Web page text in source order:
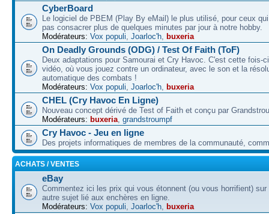
CyberBoard
Le logiciel de PBEM (Play By eMail) le plus utilisé, pour ceux
pas consacrer plus de quelques minutes par jour à notre hobby.
Modérateurs: Vox populi, Joarloc'h, buxeria
On Deadly Grounds (ODG) / Test Of Faith (ToF)
Deux adaptations pour Samourai et Cry Havoc. C'est cette fois-
vidéo, où vous jouez contre un ordinateur, avec le son et la
automatique des combats !
Modérateurs: Vox populi, Joarloc'h, buxeria
CHEL (Cry Havoc En Ligne)
Nouveau concept dérivé de Test of Faith et conçu par
Modérateurs: buxeria, grandstroumpf
Cry Havoc - Jeu en ligne
Des projets informatiques de membres de la communauté,
ACHATS / VENTES
eBay
Commentez ici les prix qui vous étonnent (ou vous horrifient)
autre sujet lié aux enchères en ligne.
Modérateurs: Vox populi, Joarloc'h, buxeria